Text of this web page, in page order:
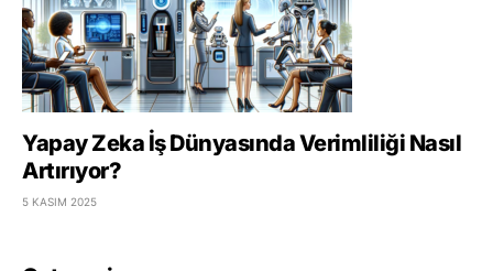
Yapay Zeka İş Dünyasında Verimliliği Nasıl
Artırıyor?
5 KASIM 2025